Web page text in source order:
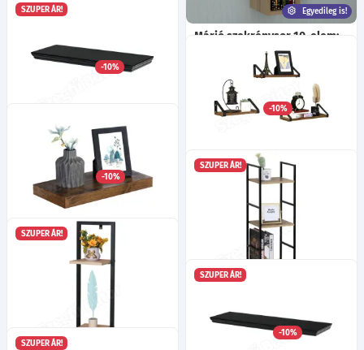
Ma:35 Sz:35 Mé:20cm
-10%
7 655
Egyedileg is!
Márió szekrénysor 10. elem:
Mé:25cm
Egyedileg is!
Több mint 40 féle szín!
-10%
7 660Ft
SZUPER ÁR!
Dóra fekete polc
Sz:60 Mé:24 cm
-10%
7 835
3 darabos fali polc szett,
Lebegő fali polc, rusztikus
barna 40x20x3cm
SZUPER ÁR!
Ma:81 Sz:29 Mé:24
-10%
8 825
SZUPER ÁR!
SZUPER ÁR!
SZUPER ÁR!